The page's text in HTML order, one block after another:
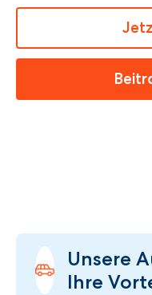
Unsere
Ihre